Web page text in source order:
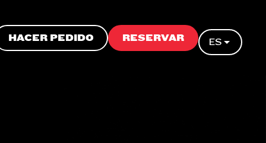
HACER PEDIDO RESERVAR ES